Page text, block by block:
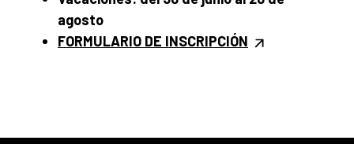
agosto
FORMULARIO DE INSCRIPCIÓN